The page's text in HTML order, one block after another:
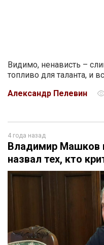
Видимо, ненависть –
топливо для таланта, и
Александр Пелевин
4 года назад
Владимир Машков
назвал тех, кто